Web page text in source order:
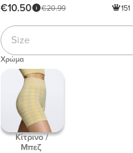
€20.99
€10.50 151
Size
Χρώμα
Κίτρινο /
Μπεζ